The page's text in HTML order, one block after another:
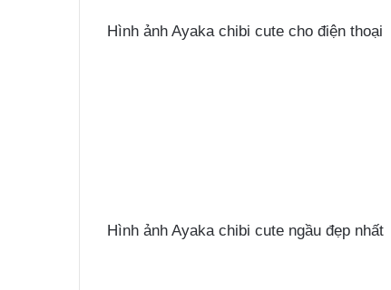
Hình ảnh Ayaka chibi cute cho điện thoại
Hình ảnh Ayaka chibi cute ngầu đẹp nhất